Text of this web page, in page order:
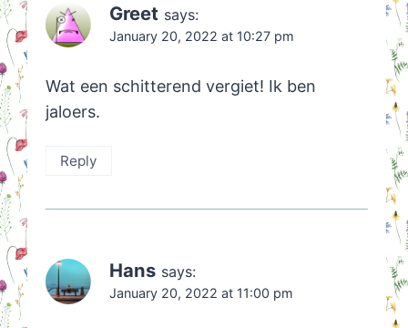
Greet says:
January 20, 2022 at 10:27 pm
Wat een schitterend vergiet! Ik ben
jaloers.
Reply
Hans says:
January 20, 2022 at 11:00 pm